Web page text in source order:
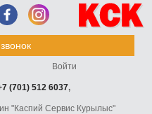
(701) 512 6037,
"Каспий Сервис Курылыс"
Войти